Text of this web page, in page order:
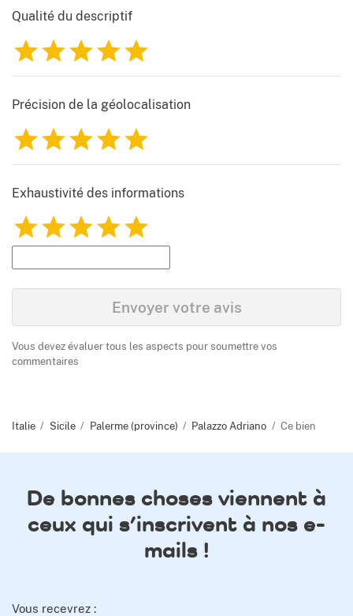
Qualité du descriptif
1 2 3 4 5
Précision de la géolocalisation
1 2 3 4 5
Exhaustivité des informations
1 2 3 4 5
Envoyer votre avis
Vous devez évaluer tous les aspects pour soumettre vos
commentaires
Italie Sicile Palerme (province) Palazzo Adriano Ce bien
De bonnes choses viennent à
ceux qui s’inscrivent à nos e-
mails !
Vous recevrez :